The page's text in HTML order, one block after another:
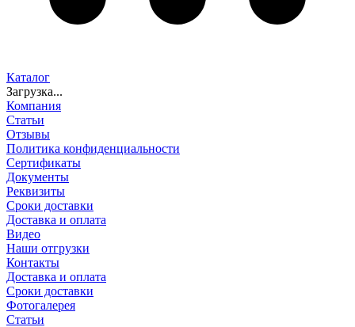
Каталог
Загрузка...
Компания
Статьи
Отзывы
Политика конфиденциальности
Сертификаты
Документы
Реквизиты
Сроки доставки
Доставка и оплата
Видео
Наши отгрузки
Контакты
Доставка и оплата
Сроки доставки
Фотогалерея
Статьи